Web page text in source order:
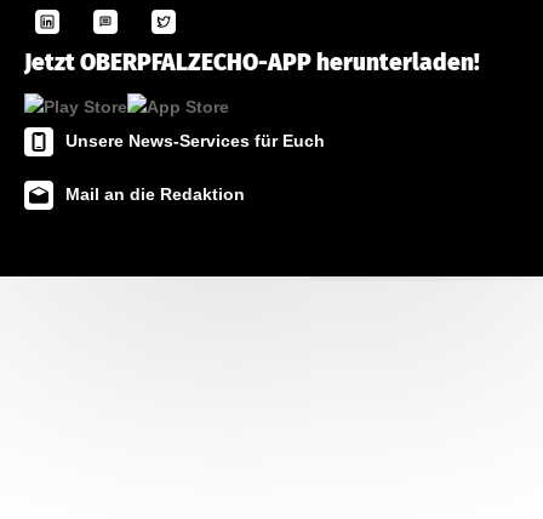
Jetzt OBERPFALZECHO-APP herunterladen!
Unsere News-Services für Euch
Mail an die Redaktion